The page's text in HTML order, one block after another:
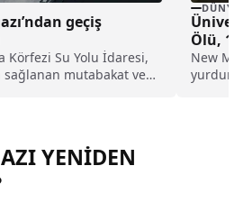
geçiş
Körfezi Su Yolu İdaresi,
sağlanan mutabakat ve
DÜNYA
Ölü, 1
New
YENİDEN